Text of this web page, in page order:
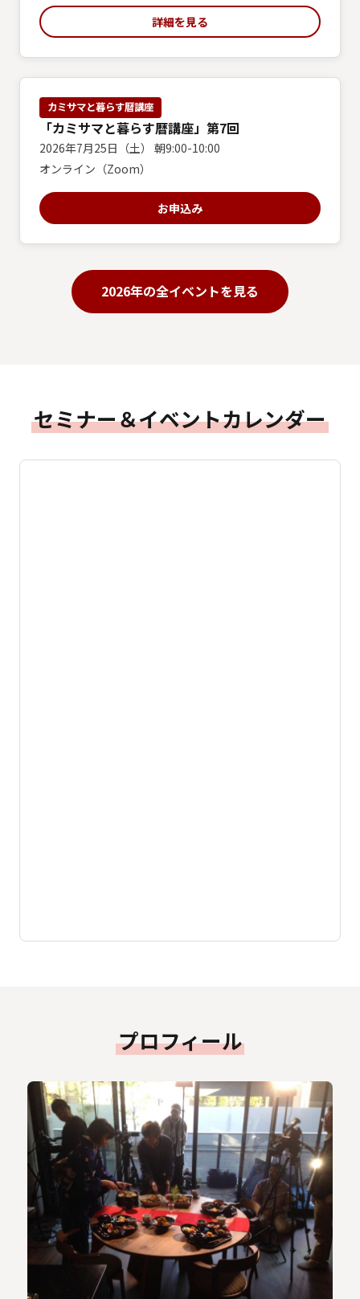
詳細を見る
カミサマと暮らす暦講座
「カミサマと暮らす暦講座」第7回
2026年7月25日（土） 朝9:00-10:00
オンライン（Zoom）
お申込み
2026年の全イベントを見る
セミナー＆イベントカレンダー
プロフィール